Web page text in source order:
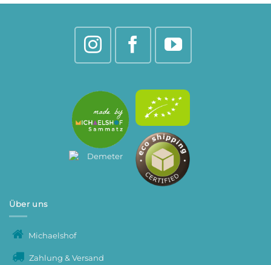
Über uns
Michaelshof
Zahlung & Versand